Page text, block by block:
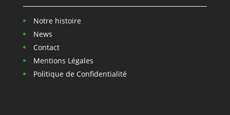
Notre histoire
News
Contact
Mentions Légales
Politique de Confidentialité